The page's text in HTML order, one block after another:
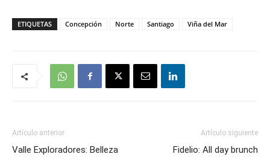
ETIQUETAS Concepción Norte Santiago Viña del Mar
Artículo anterior
Valle Exploradores: Belleza
Artículo siguiente
Fidelio: All day brunch